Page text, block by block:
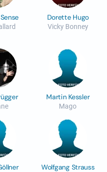
Dorette Hugo
Vicky Bonney
Martin Kessler
Mago
Wolfgang Strauss